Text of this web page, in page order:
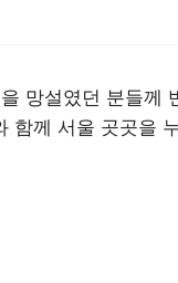
망설였던 분들께
함께 서울 곳곳을